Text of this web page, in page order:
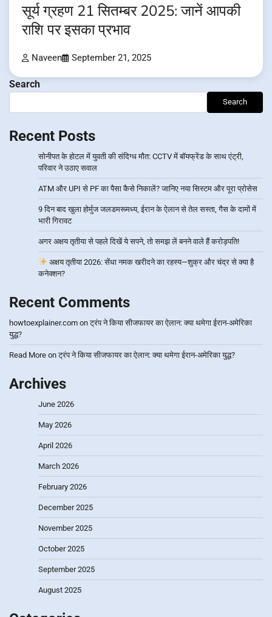
सूर्य ग्रहण 21 सितम्बर 2025: जानें आपकी
राशि पर इसका प्रभाव
Naveen September 21, 2025
Search
Search
Recent Posts
सोनीपत के होटल में युवती की संदिग्ध मौत: CCTV में बॉयफ्रेंड के साथ एंट्री,
परिवार ने उठाए सवाल
ATM और UPI से PF का पैसा कैसे निकालें? जानिए नया सिस्टम और पूरा प्रोसेस
9 दिन बाद खुला होर्मुज जलडमरूमध्य, ईरान के ऐलान से तेल सस्ता, गैस के दामों में
भारी गिरावट
अगर अक्षय तृतीया से पहले दिखें ये सपने, तो समझ लें बनने वाले हैं करोड़पति!
अक्षय तृतीया 2026: सेंधा नमक खरीदने का रहस्य—शुक्र और चंद्र से क्या है
कनेक्शन?
Recent Comments
howtoexplainer.com onट्रंप ने किया सीजफायर का ऐलान: क्या थमेगा ईरान-अमेरिका
युद्ध?
Read More onट्रंप ने किया सीजफायर का ऐलान: क्या थमेगा ईरान-अमेरिका युद्ध?
Archives
June 2026
May 2026
April 2026
March 2026
February 2026
December 2025
November 2025
October 2025
September 2025
August 2025